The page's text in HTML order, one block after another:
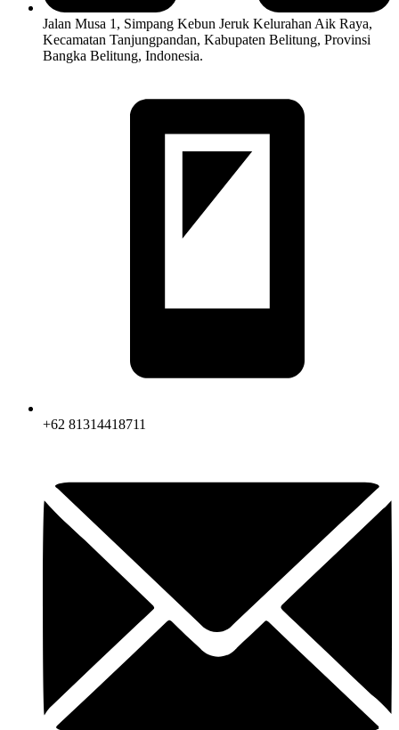
Jalan Musa 1, Simpang Kebun Jeruk Kelurahan Aik Raya,
Kecamatan Tanjungpandan, Kabupaten Belitung, Provinsi
Bangka Belitung, Indonesia.
+62 81314418711